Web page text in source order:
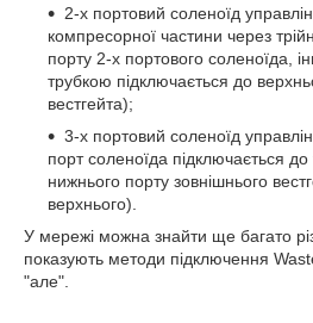
2-х портовий соленоїд
компресорної частини через
порту 2-х портового соленоїда,
трубкою підключається до
вестгейта);
3-х портовий соленоїд
порт соленоїда підключається
нижнього порту зовнішнього
верхнього).
У мережі можна знайти ще багато
показують методи підключення
"але".